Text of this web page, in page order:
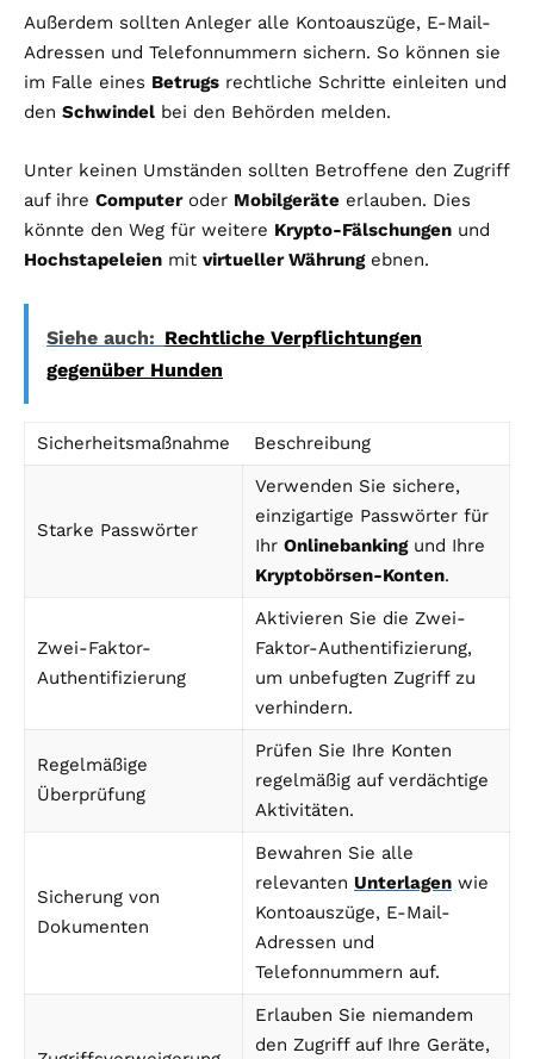
Außerdem sollten Anleger alle Kontoauszüge, E-Mail-
Adressen und Telefonnummern sichern. So können sie
im Falle eines Betrugs rechtliche Schritte einleiten und
den Schwindel bei den Behörden melden.
Unter keinen Umständen sollten Betroffene den Zugriff
auf ihre Computeroder Mobilgeräte erlauben. Dies
könnte den Weg für weitere Krypto-Fälschungen und
Hochstapeleien mit virtueller Währungebnen.
Siehe auch: Rechtliche Verpflichtungen
gegenüber Hunden
Sicherheitsmaßnahme Beschreibung
Starke Passwörter
Verwenden Sie sichere,
einzigartige Passwörter für
Ihr Onlinebankingund Ihre
Kryptobörsen-Konten.
Zwei-Faktor-
Authentifizierung
Aktivieren Sie die Zwei-
Faktor-Authentifizierung,
um unbefugten Zugriff zu
verhindern.
Regelmäßige
Überprüfung
Prüfen Sie Ihre Konten
regelmäßig auf verdächtige
Aktivitäten.
Sicherung von
Dokumenten
Bewahren Sie alle
relevanten Unterlagen wie
Kontoauszüge, E-Mail-
Adressen und
Telefonnummern auf.
Erlauben Sie niemandem
den Zugriff auf Ihre Geräte,